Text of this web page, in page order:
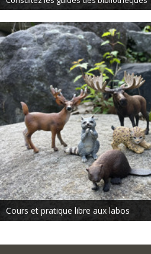
Cours et pratique libre aux labos